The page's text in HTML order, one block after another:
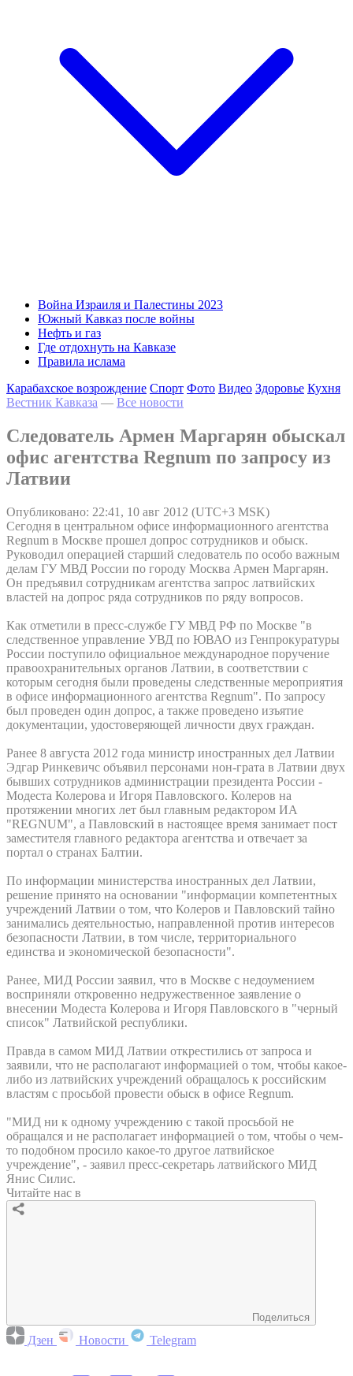
Война Израиля и Палестины 2023
Южный Кавказ после войны
Нефть и газ
Где отдохнуть на Кавказе
Правила ислама
Карабахское возрождение Спорт Фото Видео Здоровье Кухня
Вестник Кавказа — Все новости
Следователь Армен Маргарян обыскал
офис агентства Regnum по запросу из
Латвии
Опубликовано: 22:41, 10 авг 2012 (UTC+3 MSK)
Сегодня в центральном офисе информационного агентства
Regnum в Москве прошел допрос сотрудников и обыск.
Руководил операцией старший следователь по особо важным
делам ГУ МВД России по городу Москва Армен Маргарян.
Он предъявил сотрудникам агентства запрос латвийских
властей на допрос ряда сотрудников по ряду вопросов.
Как отметили в пресс-службе ГУ МВД РФ по Москве "в
следственное управление УВД по ЮВАО из Генпрокуратуры
России поступило официальное международное поручение
правоохранительных органов Латвии, в соответствии с
которым сегодня были проведены следственные мероприятия
в офисе информационного агентства Regnum". По запросу
был проведен один допрос, а также проведено изъятие
документации, удостоверяющей личности двух граждан.
Ранее 8 августа 2012 года министр иностранных дел Латвии
Эдгар Ринкевичс объявил персонами нон-грата в Латвии двух
бывших сотрудников администрации президента России -
Модеста Колерова и Игоря Павловского. Колеров на
протяжении многих лет был главным редактором ИА
"REGNUM", а Павловский в настоящее время занимает пост
заместителя главного редактора агентства и отвечает за
портал о странах Балтии.
По информации министерства иностранных дел Латвии,
решение принято на основании "информации компетентных
учреждений Латвии о том, что Колеров и Павловский тайно
занимались деятельностью, направленной против интересов
безопасности Латвии, в том числе, территориального
единства и экономической безопасности".
Ранее, МИД России заявил, что в Москве с недоумением
восприняли откровенно недружественное заявление о
внесении Модеста Колерова и Игоря Павловского в "черный
список" Латвийской республики.
Правда в самом МИД Латвии открестились от запроса и
заявили, что не располагают информацией о том, чтобы какое-
либо из латвийских учреждений обращалось к российским
властям с просьбой провести обыск в офисе Regnum.
"МИД ни к одному учреждению с такой просьбой не
обращался и не располагает информацией о том, чтобы о чем-
то подобном просило какое-то другое латвийское
учреждение", - заявил пресс-секретарь латвийского МИД
Янис Силис.
Читайте нас в
Поделиться
Дзен Новости Telegram